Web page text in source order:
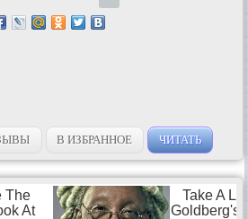
В ИЗБРАННОЕ ЧИТАТЬ